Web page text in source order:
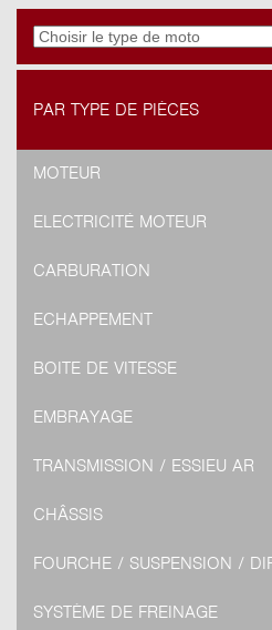
PAR TYPE DE PIÈCES
MOTEUR
ELECTRICITÉ MOTEUR
CARBURATION
ECHAPPEMENT
BOITE DE VITESSE
EMBRAYAGE
TRANSMISSION / ESSIEU AR
CHÂSSIS
FOURCHE / SUSPENSION /
SYSTÈME DE FREINAGE